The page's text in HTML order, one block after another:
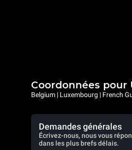
Coordonnées pour
Belgium | Luxembourg | French
Demandes générales
Écrivez-nous, nous vous
dans les plus brefs délais.